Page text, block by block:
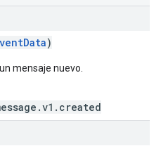
)
mensaje nuevo.